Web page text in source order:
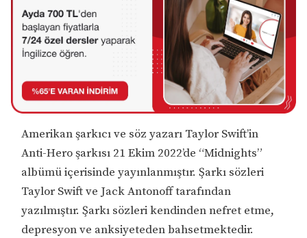
Amerikan şarkıcı ve söz yazarı Taylor Swift’in
Anti-Hero şarkısı 21 Ekim 2022’de “Midnights”
albümü içerisinde yayınlanmıştır. Şarkı sözleri
Taylor Swift ve Jack Antonoff tarafından
yazılmıştır. Şarkı sözleri kendinden nefret etme,
depresyon ve anksiyeteden bahsetmektedir.